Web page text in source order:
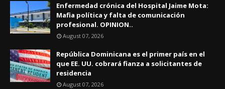
Enfermedad crónica del Hospital Jaime Mota:
Mafia política y falta de comunicación
profesional. OPINION..
August 07, 2026
República Dominicana es el primer país en el
que EE. UU. cobrará fianza a solicitantes de
residencia
August 07, 2026